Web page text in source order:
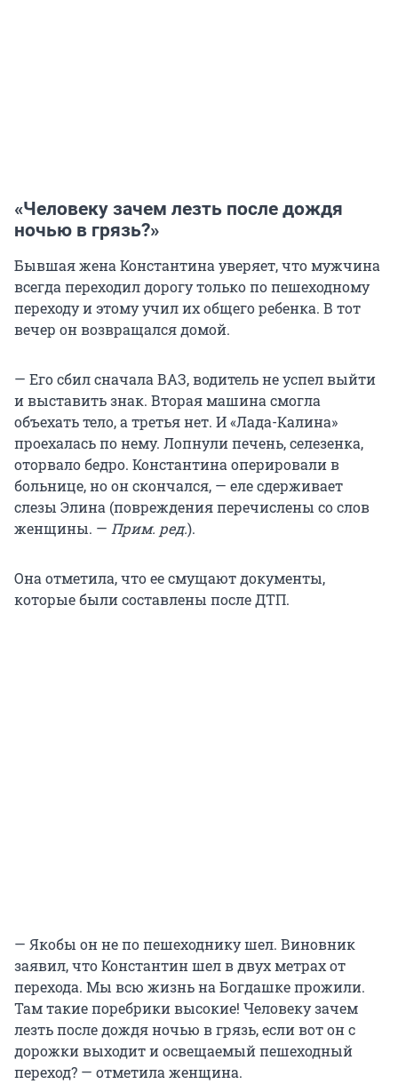
«Человеку зачем лезть после дождя
ночью в грязь?»
Бывшая жена Константина уверяет, что мужчина
всегда переходил дорогу только по пешеходному
переходу и этому учил их общего ребенка. В тот
вечер он возвращался домой.
— Его сбил сначала ВАЗ, водитель не успел выйти
и выставить знак. Вторая машина смогла
объехать тело, а третья нет. И «Лада-Калина»
проехалась по нему. Лопнули печень, селезенка,
оторвало бедро. Константина оперировали в
больнице, но он скончался, — еле сдерживает
слезы Элина (повреждения перечислены со слов
женщины. — Прим. ред.).
Она отметила, что ее смущают документы,
которые были составлены после ДТП.
— Якобы он не по пешеходнику шел. Виновник
заявил, что Константин шел в двух метрах от
перехода. Мы всю жизнь на Богдашке прожили.
Там такие поребрики высокие! Человеку зачем
лезть после дождя ночью в грязь, если вот он с
дорожки выходит и освещаемый пешеходный
переход? — отметила женщина.